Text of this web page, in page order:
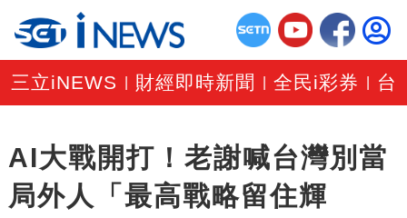
三立iNEWS 財經即時新聞 |全民i彩券 台
AI大戰開打！老謝喊台灣別當
局外人「最高戰略留住輝